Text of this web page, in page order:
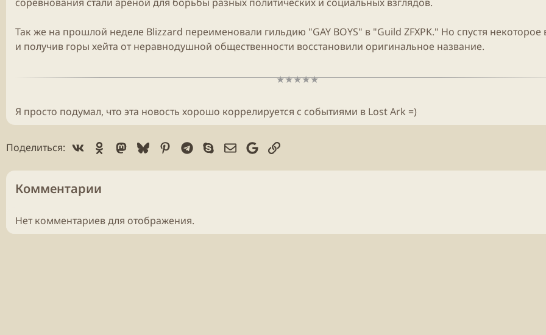
Так же на прошлой неделе Blizzard переименовали гильдию "GAY BOYS" в "Guild ZFXPK." Но спустя некоторое
и получив горы хейта от неравнодушной общественности восстановили оригинальное название.
Я просто подумал, что эта новость хорошо коррелируется с событиями в LostArk =)
Поделиться: Vk Ok Mastodon
BlueskyPinterest
Telegram
SkypeЭлектронная почта
GoogleСсылка
Комментарии
Нет комментариев для отображения.